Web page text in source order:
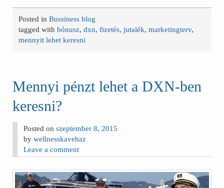
Posted inBussiness blog
tagged withbónusz,dxn,fizetés,jutalék,marketingterv,
mennyit lehet keresni
Mennyi pénzt lehet a DXN-ben
keresni?
Posted onszeptember 8, 2015
bywellnesskavehaz
Leave a comment